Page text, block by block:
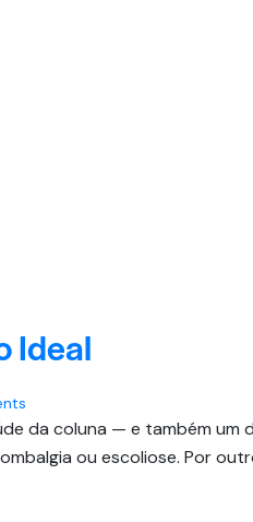
Ideal
da coluna — e também um
ou escoliose. Por